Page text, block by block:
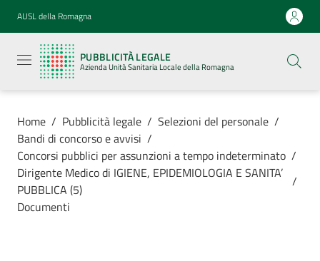
Vai al contenuto
Vai alla navigazione
Vai al footer
AUSL della Romagna
PUBBLICITÀ LEGALE
Azienda Unità Sanitaria Locale della Romagna
legale
Azienda
Unità
Locale della
Azienda
Home / Pubblicità legale / Selezioni del personale /
Bandi di concorso e avvisi /
Concorsi pubblici per assunzioni a tempo indeterminato /
Dirigente Medico di IGIENE, EPIDEMIOLOGIA E SANITA’
PUBBLICA (5)
/
Documenti